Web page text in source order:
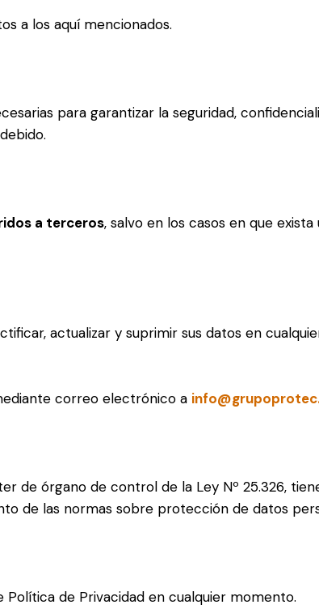
a los aquí mencionados.
para garantizar la seguridad,
a terceros, salvo en los casos en que
actualizar y suprimir sus datos en
correo electrónico a
de órgano de control de la Ley Nº 25.326,
de las normas sobre protección de datos
de Privacidad en cualquier momento.